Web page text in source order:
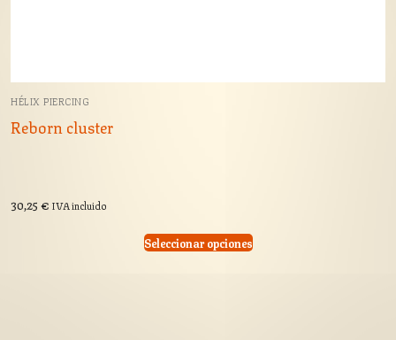
HÉLIX PIERCING
Reborn cluster
30,25€ IVA incluido
Seleccionar opciones